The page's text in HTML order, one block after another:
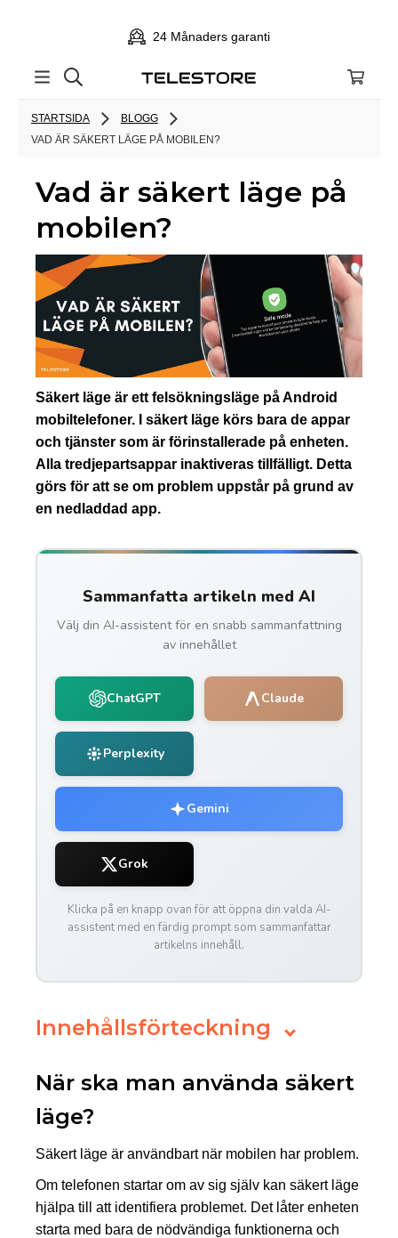
24 Månaders garanti
STARTSIDA
BLOGG
VAD ÄR SÄKERT LÄGE PÅ MOBILEN?
Vad är säkert läge på
mobilen?
Säkert läge är ett felsökningsläge på Android
mobiltelefoner. I säkert läge körs bara de appar
och tjänster som är förinstallerade på enheten.
Alla tredjepartsappar inaktiveras tillfälligt. Detta
görs för att se om problem uppstår på grund av
en nedladdad app.
Sammanfatta artikeln med AI
Välj din AI-assistent för en snabb sammanfattning
av innehållet
ChatGPT Claude
Perplexity
Gemini
Grok
Klicka på en knapp ovan för att öppna din valda AI-
assistent med en färdig prompt som sammanfattar
artikelns innehåll.
Innehållsförteckning
När ska man använda säkert
läge?
Säkert läge är användbart när mobilen har problem.
Om telefonen startar om av sig själv kan säkert läge
hjälpa till att identifiera problemet. Det låter enheten
starta med bara de nödvändiga funktionerna och